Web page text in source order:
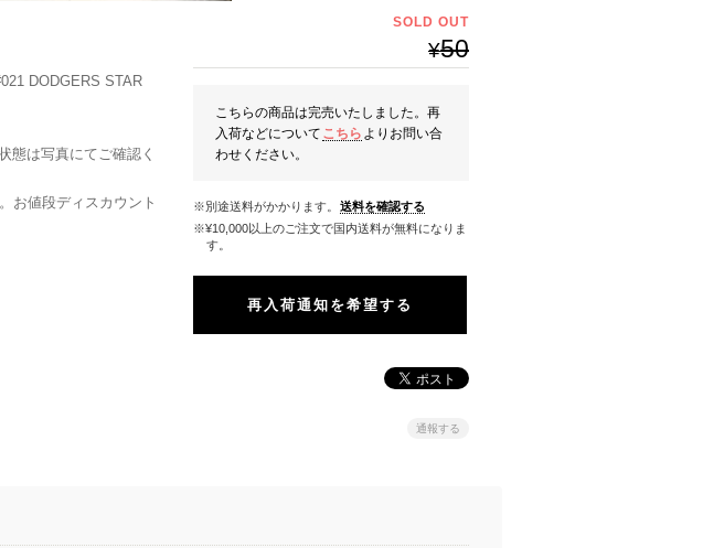
DODGERS STAR
態は写真にてご確認く
お値段ディスカウント
SOLD OUT
¥50
こちらの商品は完売いたしました。再
入荷などについて こちら よりお問い合
わせください。
※別途送料がかかります。 送料を確認する
※¥10,000以上のご注文で国内送料が無料になりま
す。
再入荷通知を希望する
通報する